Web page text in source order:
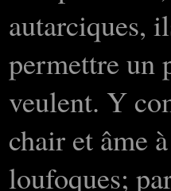
autarciques,
permettre un
veulent. Y
chair et âme
loufoques;